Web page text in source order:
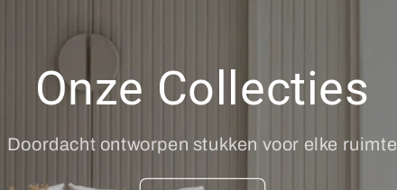
Onze Collecties
Doordacht ontworpen stukken voor elke ruimte